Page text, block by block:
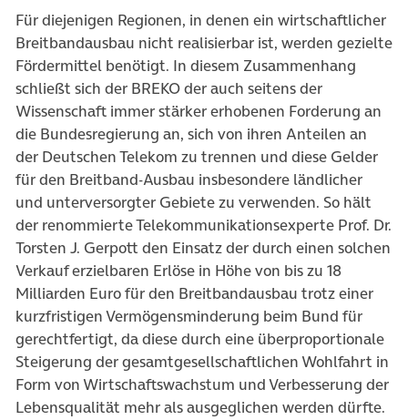
Für diejenigen Regionen, in denen ein wirtschaftlicher
Breitbandausbau nicht realisierbar ist, werden gezielte
Fördermittel benötigt. In diesem Zusammenhang
schließt sich der BREKO der auch seitens der
Wissenschaft immer stärker erhobenen Forderung an
die Bundesregierung an, sich von ihren Anteilen an
der Deutschen Telekom zu trennen und diese Gelder
für den Breitband-Ausbau insbesondere ländlicher
und unterversorgter Gebiete zu verwenden. So hält
der renommierte Telekommunikationsexperte Prof. Dr.
Torsten J. Gerpott den Einsatz der durch einen solchen
Verkauf erzielbaren Erlöse in Höhe von bis zu 18
Milliarden Euro für den Breitbandausbau trotz einer
kurzfristigen Vermögensminderung beim Bund für
gerechtfertigt, da diese durch eine überproportionale
Steigerung der gesamtgesellschaftlichen Wohlfahrt in
Form von Wirtschaftswachstum und Verbesserung der
Lebensqualität mehr als ausgeglichen werden dürfte.